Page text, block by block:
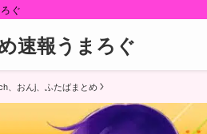
ぐ
速報うまろぐ
、おんj、ふたばまとめ